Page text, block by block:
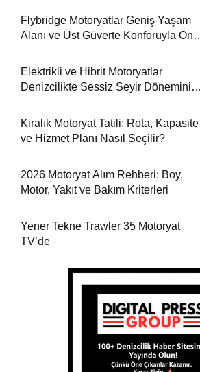
Flybridge Motoryatlar Geniş Yaşam
Alanı ve Üst Güverte Konforuyla Öne
Elektrikli ve Hibrit Motoryatlar
Denizcilikte Sessiz Seyir Dönemini
Kiralık Motoryat Tatili: Rota, Kapasite
ve Hizmet Planı Nasıl Seçilir?
2026 Motoryat Alım Rehberi: Boy,
Motor, Yakıt ve Bakım Kriterleri
Yener Tekne Trawler 35 Motoryat
TV’de